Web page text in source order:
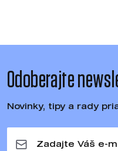
Odoberajte
Novinky, tipy a rady